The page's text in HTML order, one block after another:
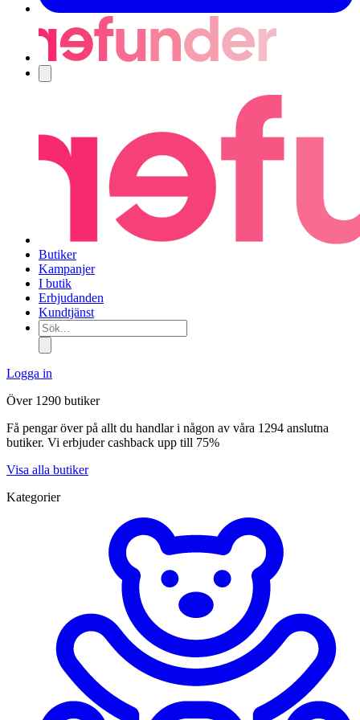
Butiker
Kampanjer
I butik
Erbjudanden
Kundtjänst
Sök...
Logga in
Över 1290 butiker
Få pengar över på allt du handlar i någon av våra 1294 anslutna
butiker. Vi erbjuder cashback upp till 75%
Visa alla butiker
Kategorier